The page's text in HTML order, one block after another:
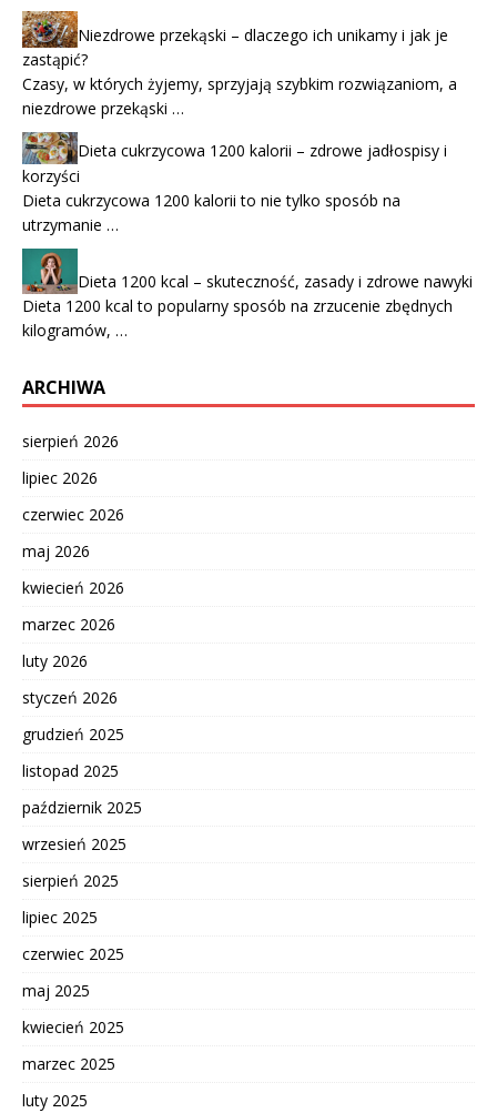
Niezdrowe przekąski – dlaczego ich unikamy i jak je
zastąpić?
Czasy, w których żyjemy, sprzyjają szybkim rozwiązaniom, a
niezdrowe przekąski …
Dieta cukrzycowa 1200 kalorii – zdrowe jadłospisy i
korzyści
Dieta cukrzycowa 1200 kalorii to nie tylko sposób na
utrzymanie …
Dieta 1200 kcal – skuteczność, zasady i zdrowe nawyki
Dieta 1200 kcal to popularny sposób na zrzucenie zbędnych
kilogramów, …
ARCHIWA
sierpień 2026
lipiec 2026
czerwiec 2026
maj 2026
kwiecień 2026
marzec 2026
luty 2026
styczeń 2026
grudzień 2025
listopad 2025
październik 2025
wrzesień 2025
sierpień 2025
lipiec 2025
czerwiec 2025
maj 2025
kwiecień 2025
marzec 2025
luty 2025